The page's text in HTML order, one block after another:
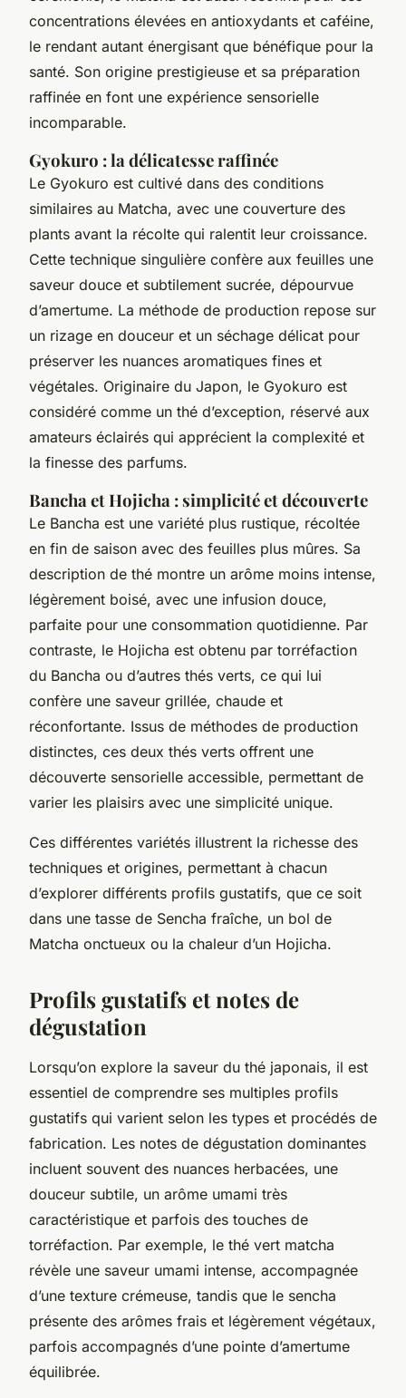
concentrations élevées en antioxydants et caféine,
le rendant autant énergisant que bénéfique pour la
santé. Son origine prestigieuse et sa préparation
raffinée en font une expérience sensorielle
incomparable.
Gyokuro : la délicatesse raffinée
Le Gyokuro est cultivé dans des conditions
similaires au Matcha, avec une couverture des
plants avant la récolte qui ralentit leur croissance.
Cette technique singulière confère aux feuilles une
saveur douce et subtilement sucrée, dépourvue
d’amertume. La méthode de production repose sur
un rizage en douceur et un séchage délicat pour
préserver les nuances aromatiques fines et
végétales. Originaire du Japon, le Gyokuro est
considéré comme un thé d’exception, réservé aux
amateurs éclairés qui apprécient la complexité et
la finesse des parfums.
Bancha et Hojicha : simplicité et découverte
Le Bancha est une variété plus rustique, récoltée
en fin de saison avec des feuilles plus mûres. Sa
description de thé montre un arôme moins intense,
légèrement boisé, avec une infusion douce,
parfaite pour une consommation quotidienne. Par
contraste, le Hojicha est obtenu par torréfaction
du Bancha ou d’autres thés verts, ce qui lui
confère une saveur grillée, chaude et
réconfortante. Issus de méthodes de production
distinctes, ces deux thés verts offrent une
découverte sensorielle accessible, permettant de
varier les plaisirs avec une simplicité unique.
Ces différentes variétés illustrent la richesse des
techniques et origines, permettant à chacun
d’explorer différents profils gustatifs, que ce soit
dans une tasse de Sencha fraîche, un bol de
Matcha onctueux ou la chaleur d’un Hojicha.
Profils gustatifs et notes de
dégustation
Lorsqu’on explore la saveur du thé japonais, il est
essentiel de comprendre ses multiples profils
gustatifs qui varient selon les types et procédés de
fabrication. Les notes de dégustation dominantes
incluent souvent des nuances herbacées, une
douceur subtile, un arôme umami très
caractéristique et parfois des touches de
torréfaction. Par exemple, le thé vert matcha
révèle une saveur umami intense, accompagnée
d’une texture crémeuse, tandis que le sencha
présente des arômes frais et légèrement végétaux,
parfois accompagnés d’une pointe d’amertume
équilibrée.